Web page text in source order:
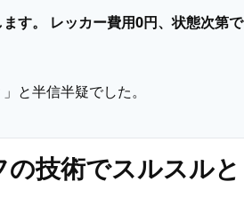
す。 レッカー費用0円、状態次第で
と半信半疑でした。
技術でスルスルと